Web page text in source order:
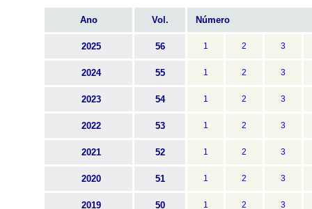
Ano Vol. Número
2025 56 1 2 3
2024 55 1 2 3
2023 54 1 2 3
2022 53 1 2 3
2021 52 1 2 3
2020 51 1 2 3
2019 50 1 2 3